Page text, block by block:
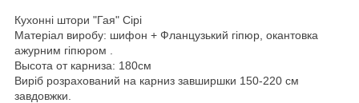
Кухонні штори "Гая" Сірі
Матеріал виробу: шифон + Фланцузький гіпюр, окантовка
ажурним гіпюром .
Высота от карниза: 180см
Виріб розрахований на карниз завширшки 150-220 см
завдовжки.